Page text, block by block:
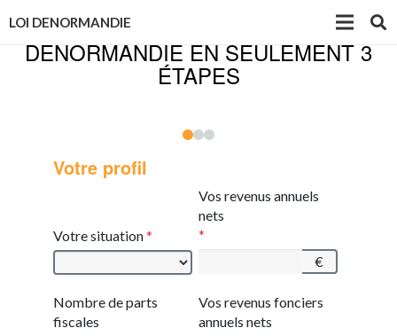
LOI DENORMANDIE
RÉALISEZ UNE SIMULATION LOI
DENORMANDIE EN SEULEMENT 3
ÉTAPES
Votre profil
Votre situation
Vos revenus annuels
nets
€
Nombre de parts
fiscales
Vos revenus fonciers
annuels nets